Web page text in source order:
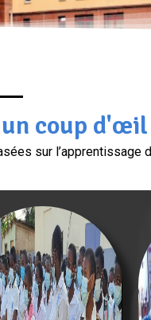
coup d'œil
sur l’apprentissage